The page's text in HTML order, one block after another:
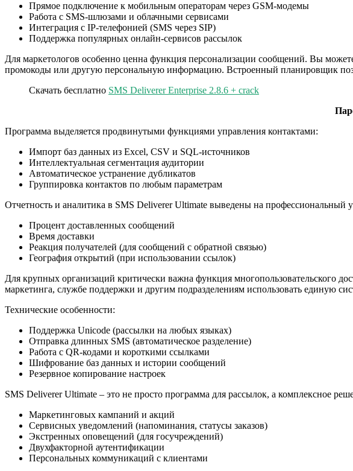
Прямое подключение к мобильным операторам через GSM-модемы
Работа с SMS-шлюзами и облачными сервисами
Интеграция с IP-телефонией (SMS через SIP)
Поддержка популярных онлайн-сервисов рассылок
Для маркетологов особенно ценна функция персонализации сообщений. Вы
промокоды или другую персональную информацию. Встроенный планировщик
Скачать бесплатно SMS Deliverer Enterprise 2.8.6 + crack
Программа выделяется продвинутыми функциями управления контактами:
Импорт баз данных из Excel, CSV и SQL-источников
Интеллектуальная сегментация аудитории
Автоматическое устранение дубликатов
Группировка контактов по любым параметрам
Отчетность и аналитика в SMS Deliverer Ultimate выведены на профессиональный
Процент доставленных сообщений
Время доставки
Реакция получателей (для сообщений с обратной связью)
География открытий (при использовании ссылок)
Для крупных организаций критически важна функция многопользовательского
маркетинга, службе поддержки и другим подразделениям использовать единую
Технические особенности:
Поддержка Unicode (рассылки на любых языках)
Отправка длинных SMS (автоматическое разделение)
Работа с QR-кодами и короткими ссылками
Шифрование баз данных и истории сообщений
Резервное копирование настроек
SMS Deliverer Ultimate – это не просто программа для рассылок, а комплексное
Маркетинговых кампаний и акций
Сервисных уведомлений (напоминания, статусы заказов)
Экстренных оповещений (для госучреждений)
Двухфакторной аутентификации
Персональных коммуникаций с клиентами